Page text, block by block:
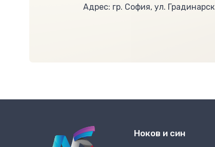
Адрес: гр. София, ул.
Ноков и син